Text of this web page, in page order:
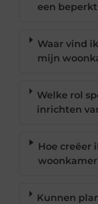
een
Waar vind
mijn
Welke rol
inrichten
Hoe creëer
Kunnen